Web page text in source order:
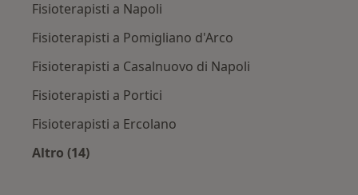
Fisioterapisti a Napoli
Fisioterapisti a Pomigliano d'Arco
Fisioterapisti a Casalnuovo di Napoli
Fisioterapisti a Portici
Fisioterapisti a Ercolano
Altro (14)